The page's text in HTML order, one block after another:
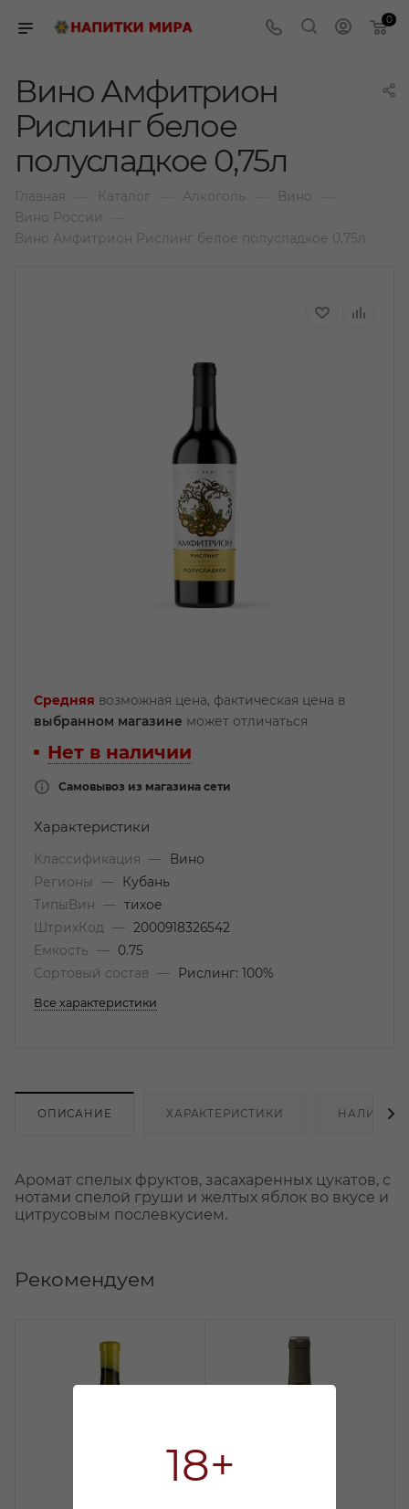
18+
0
Вино Амфитрион
Рислинг белое
полусладкое 0,75л
Главная Каталог Алкоголь Вино
Вино России
Вино Амфитрион Рислинг белое полусладкое 0,75л
Средняя возможная цена, фактическая цена в
выбранном магазине может отличаться
Нет в наличии
Самовывоз из магазина сети
Характеристики
Классификация —
Вино
Регионы
—
Кубань
ТипыВин
— тихое
ШтрихКод
— 2000918326542
Емкость
—
0.75
Сортовый состав
— Рислинг: 100%
Все характеристики
ОПИСАНИЕ ХАРАКТЕРИСТИКИ НАЛИЧИЕ
Аромат спелых фруктов, засахаренных цукатов, с
нотами спелой груши и желтых яблок во вкусе и
цитрусовым послевкусием.
Рекомендуем